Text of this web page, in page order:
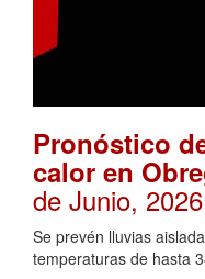
Pronóstico
calor en
de Junio,
Se prevén lluvias
temperaturas de hasta